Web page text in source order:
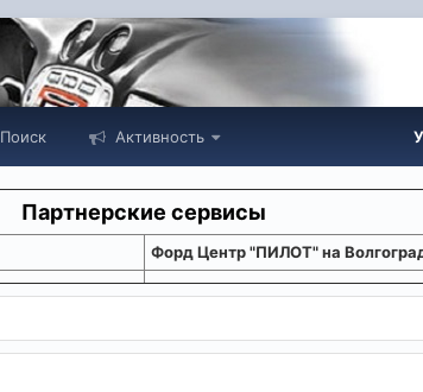
Поиск Активность
Партнерские сервисы
Форд Центр "ПИЛОТ" на